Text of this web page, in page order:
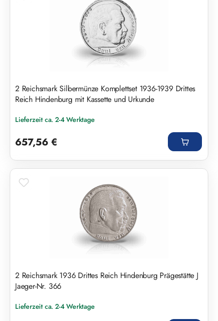
2 Reichsmark Silbermünze Komplettset 1936-1939 Drittes
Reich Hindenburg mit Kassette und Urkunde
Lieferzeit ca. 2-4 Werktage
657,56 €
2 Reichsmark 1936 Drittes Reich Hindenburg Prägestätte J
Jaeger-Nr. 366
Lieferzeit ca. 2-4 Werktage